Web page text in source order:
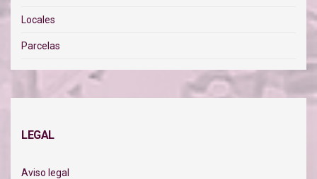
Locales
Parcelas
LEGAL
Aviso legal